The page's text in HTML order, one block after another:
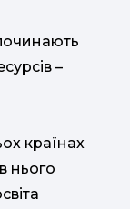
–
країнах
нього